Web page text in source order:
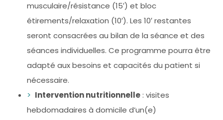
musculaire/résistance (15′) et bloc
étirements/relaxation (10′). Les 10′ restantes
seront consacrées au bilan de la séance et des
séances individuelles. Ce programme pourra être
adapté aux besoins et capacités du patient si
nécessaire.
Intervention nutritionnelle: visites
hebdomadaires à domicile d’un(e)